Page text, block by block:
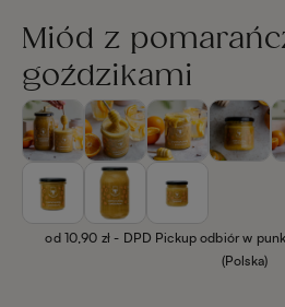
Miód z
goździkami
od 10,90 zł - DPD Pickup odbiór w
(Polska)